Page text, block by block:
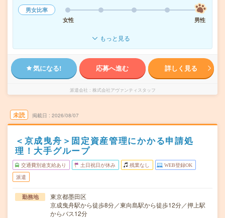
男女比率
女性
男性
もっと見る
気になる! 応募へ進む 詳しく見る
派遣会社 株式会社アヴァンティスタッフ
未読 掲載日 2026/08/07
＜京成曳舟＞固定資産管理にかかる申請処
理！大手グループ
交通費別途支給あり 土日祝日が休み 残業なし WEB登録OK
派遣
勤務地
東京都墨田区
京成曳舟駅から徒歩8分／東向島駅から徒歩12分／押上駅
からバス12分